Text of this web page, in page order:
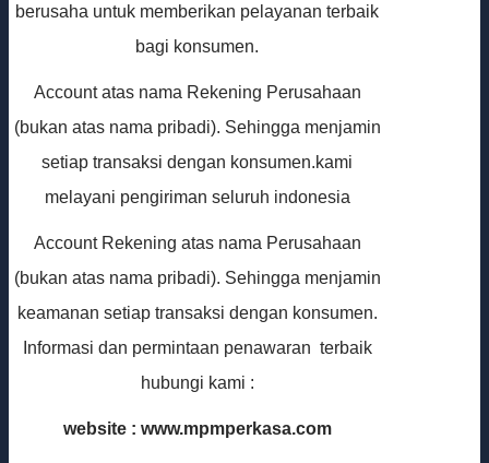
berusaha untuk memberikan pelayanan terbaik
bagi konsumen.
Account atas nama Rekening Perusahaan
(bukan atas nama pribadi). Sehingga menjamin
setiap transaksi dengan konsumen.kami
melayani pengiriman seluruh indonesia
Account Rekening atas nama Perusahaan
(bukan atas nama pribadi). Sehingga menjamin
keamanan setiap transaksi dengan konsumen.
Informasi dan permintaan penawaran terbaik
hubungi kami :
website : www.mpmperkasa.com